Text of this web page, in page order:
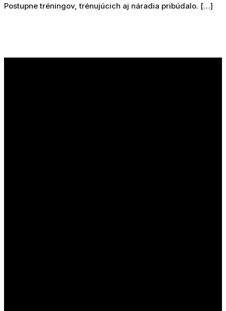
Postupne tréningov, trénujúcich aj náradia pribúdalo. […]